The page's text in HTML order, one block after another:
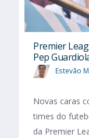
Premier
Pep
Estevão
Novas caras
times do
da Premier